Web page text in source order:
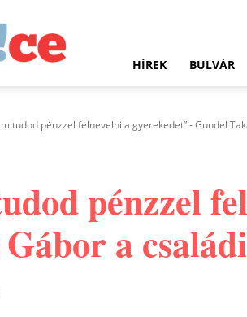
HÍREK BULVÁR
tudod pénzzel felnevelni a gyerekedet” - Gundel
pénzzel
Gábor a